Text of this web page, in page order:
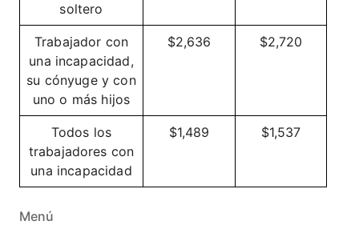
Menú
soltero
Trabajador con
una incapacidad,
su cónyuge y con
uno o más hijos
$2,636 $2,720
Todos los
trabajadores con
una incapacidad
$1,489 $1,537